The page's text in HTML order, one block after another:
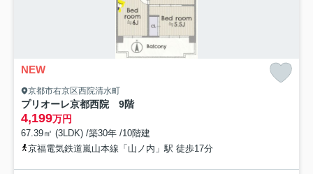
NEW
京都市右京区西院清水町
プリオーレ京都西院 9階
4,199万円
67.39㎡ (3LDK) /築30年 /10階建
京福電気鉄道嵐山本線「山ノ内」駅 徒歩17分